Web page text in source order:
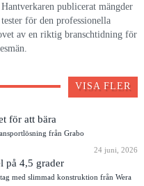
publicerat mängder
för den professionella
av en riktig branschtidning för
VISA FLER
för att bära
från Grabo
24 juni, 2026
på 4,5 grader
med slimmad konstruktion från Wera